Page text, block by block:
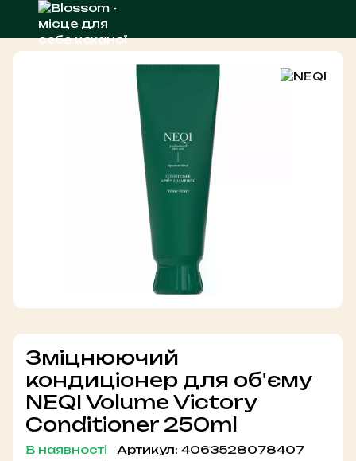
Зміцнюючий
кондиціонер для об'єму
NEQI Volume Victory
Conditioner 250ml
В наявності Артикул: 4063528078407